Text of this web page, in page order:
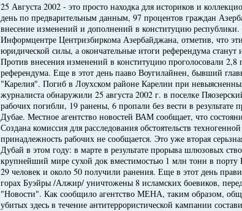
25 Августа 2002 - это просто находка для историков и
день по предварительным данным, 97 процентов граждан
внесение изменений и дополнений в конституцию
Информцентре Центризбиркома Азербайджана, отметив, что
юридической силы, а окончательные итоги референдума станут
Против внесения изменений в конституцию проголосовали 2,8
референдума. Еще в этот день пааво Воугилайнен, бывший
"Карелия". Погиб в Лоухском районе Карелии при
журналиста обнаружили 25 августа 2002 г. в поселке
рабочих погибли, 19 ранены, 6 пропали без вести в
Дубае. Местное агентство новостей ВАМ сообщает, что
Создана комиссия для расследования обстоятельств
принадлежность рабочих не сообщается. Это уже вторая
Дубай в этом году: в марте в результате прорыва шлюзовых
крупнейший мире сухой док вместимостью 1 млн тонн в порту
29 человек и около 50 получили ранения. Еще в этот день
горах Буэйры /Алжир/ уничтожены 8 исламских боевиков,
"Новости". Как сообщило агентство МЕНА, таким образом,
убитых здесь в течение антитеррористической кампании